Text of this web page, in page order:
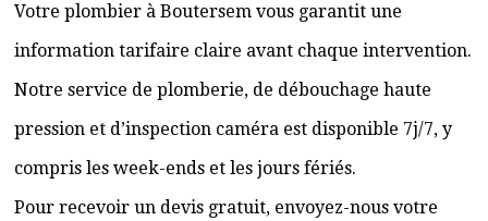
Votre plombier à Boutersem vous garantit une
information tarifaire claire avant chaque intervention.
Notre service de plomberie, de débouchage haute
pression et d’inspection caméra est disponible 7j/7, y
compris les week-ends et les jours fériés.
Pour recevoir un devis gratuit, envoyez-nous votre